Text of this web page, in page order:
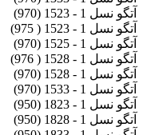
آتگو نسل 1 - 1523 (970)
آتگو نسل 1 - 1523 ( 975)
آتگو نسل 1 - 1525 (970)
آتگو نسل 1 - 1528 ( 976)
آتگو نسل 1 - 1528 (970)
آتگو نسل 1 - 1533 (970)
آتگو نسل 1 - 1823 (950)
آتگو نسل 1 - 1828 (950)